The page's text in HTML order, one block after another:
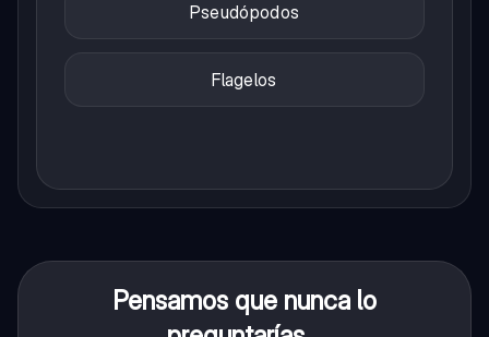
Pseudópodos
Flagelos
Pensamos que nunca lo